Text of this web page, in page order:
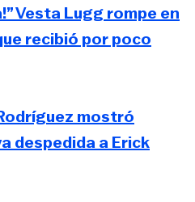
Vesta Lugg rompe en
recibió por poco
mostró
despedida a Erick